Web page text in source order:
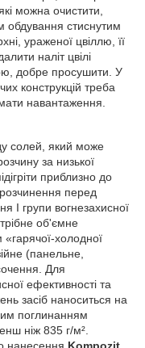
можна очистити,
обдування стиснутим
ураженої цвіллю, її
наліт цвілі
добре просушити. У
конструкцій треба
навантаження.
солей, який може
за низької
приблизно до
перед
I групи вогнезахисної
об'ємне
холодної
(панельне,
Для
ефективності та
засіб наноситься на
поглинанням
ніж 835 г/м².
нанесення Kompozit